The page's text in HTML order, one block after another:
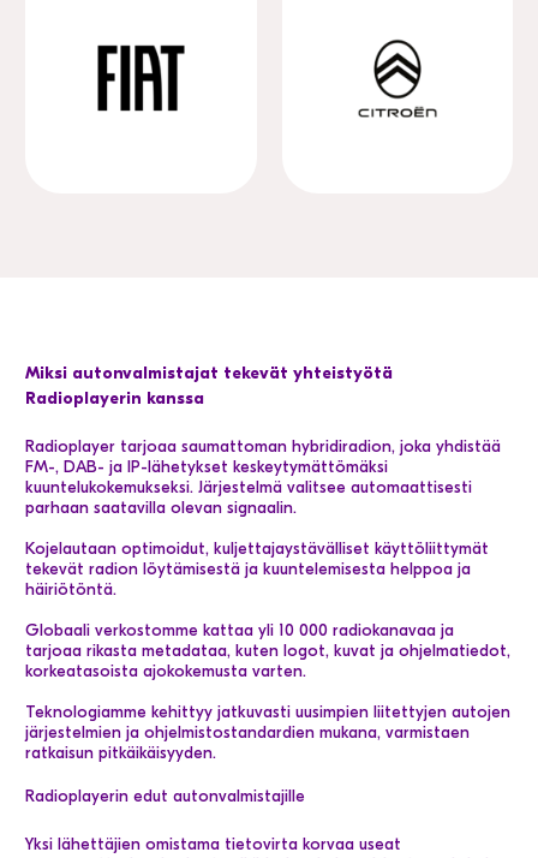
Miksi autonvalmistajat tekevät yhteistyötä
Radioplayerin kanssa
Radioplayer tarjoaa saumattoman hybridiradion, joka yhdistää
FM-, DAB- ja IP-lähetykset keskeytymättömäksi
kuuntelukokemukseksi. Järjestelmä valitsee automaattisesti
parhaan saatavilla olevan signaalin.
Kojelautaan optimoidut, kuljettajaystävälliset käyttöliittymät
tekevät radion löytämisestä ja kuuntelemisesta helppoa ja
häiriötöntä.
Globaali verkostomme kattaa yli 10 000 radiokanavaa ja
tarjoaa rikasta metadataa, kuten logot, kuvat ja ohjelmatiedot,
korkeatasoista ajokokemusta varten.
Teknologiamme kehittyy jatkuvasti uusimpien liitettyjen autojen
järjestelmien ja ohjelmistostandardien mukana, varmistaen
ratkaisun pitkäikäisyyden.
Radioplayerin edut autonvalmistajille
Yksi lähettäjien omistama tietovirta korvaa useat